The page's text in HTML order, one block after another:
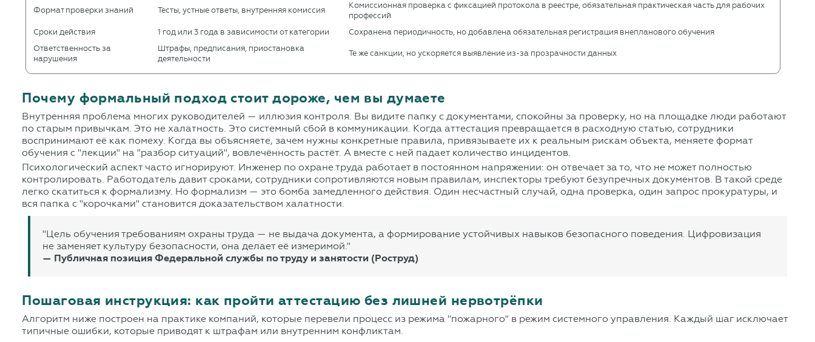
Формат проверки знаний Тесты, устные ответы, внутренняя комиссия
Комиссионная проверка с фиксацией протокола в реестре, обязательная практическая часть для рабочих
профессий
Сроки действия
1 год или 3 года в зависимости от категории
Сохранена периодичность, но добавлена обязательная регистрация внепланового обучения
Ответственность за
нарушения
Штрафы, предписания, приостановка
деятельности
Те же санкции, но ускоряется выявление из-за прозрачности данных
Почему формальный подход стоит дороже, чем вы думаете
Внутренняя проблема многих руководителей — иллюзия контроля. Вы видите папку с документами, спокойны за проверку, но на площадке люди работают
по старым привычкам. Это не халатность. Это системный сбой в коммуникации. Когда аттестация превращается в расходную статью, сотрудники
воспринимают её как помеху. Когда вы объясняете, зачем нужны конкретные правила, привязываете их к реальным рискам объекта, меняете формат
обучения с "лекции" на "разбор ситуаций", вовлечённость растёт. А вместе с ней падает количество инцидентов.
Психологический аспект часто игнорируют. Инженер по охране труда работает в постоянном напряжении: он отвечает за то, что не может полностью
контролировать. Работодатель давит сроками, сотрудники сопротивляются новым правилам, инспекторы требуют безупречных документов. В такой среде
легко скатиться к формализму. Но формализм — это бомба замедленного действия. Один несчастный случай, одна проверка, один запрос прокуратуры, и
вся папка с "корочками" становится доказательством халатности.
"Цель обучения требованиям охраны труда — не выдача документа, а формирование устойчивых навыков безопасного поведения. Цифровизация
не заменяет культуру безопасности, она делает её измеримой."
— Публичная позиция Федеральной службы по труду и занятости (Роструд)
Пошаговая инструкция: как пройти аттестацию без лишней нервотрёпки
Алгоритм ниже построен на практике компаний, которые перевели процесс из режима "пожарного" в режим системного управления. Каждый шаг исключает
типичные ошибки, которые приводят к штрафам или внутренним конфликтам.